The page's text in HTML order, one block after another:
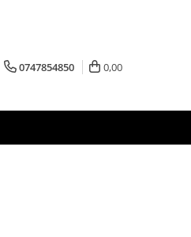
0747854850 0,00